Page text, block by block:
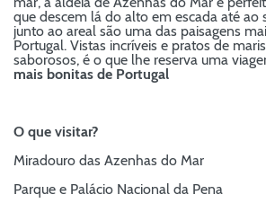
que descem lá do alto em escada até ao
junto ao areal são uma das paisagens
Portugal. Vistas incríveis e pratos de
saborosos, é o que lhe reserva uma
mais bonitas de Portugal
O que visitar?
Miradouro das Azenhas do Mar
Parque e Palácio Nacional da Pena